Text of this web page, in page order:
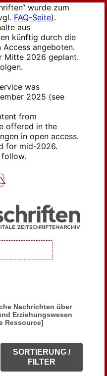
wurde zum
FAQ-Seite).
aus
künftig durch die
Access angeboten.
Mitte 2026 geplant.
was
2025 (see
from
offered in the
in open access.
for mid-2026.
Nachrichten über
Erziehungswesen
Ressource]
SORTIERUNG /
FILTER